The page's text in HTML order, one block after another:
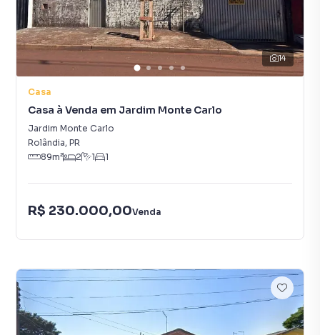
14
Casa
Casa à Venda em Jardim Monte Carlo
Jardim Monte Carlo
Rolândia, PR
89m² 2 1 1
R$ 230.000,00Venda